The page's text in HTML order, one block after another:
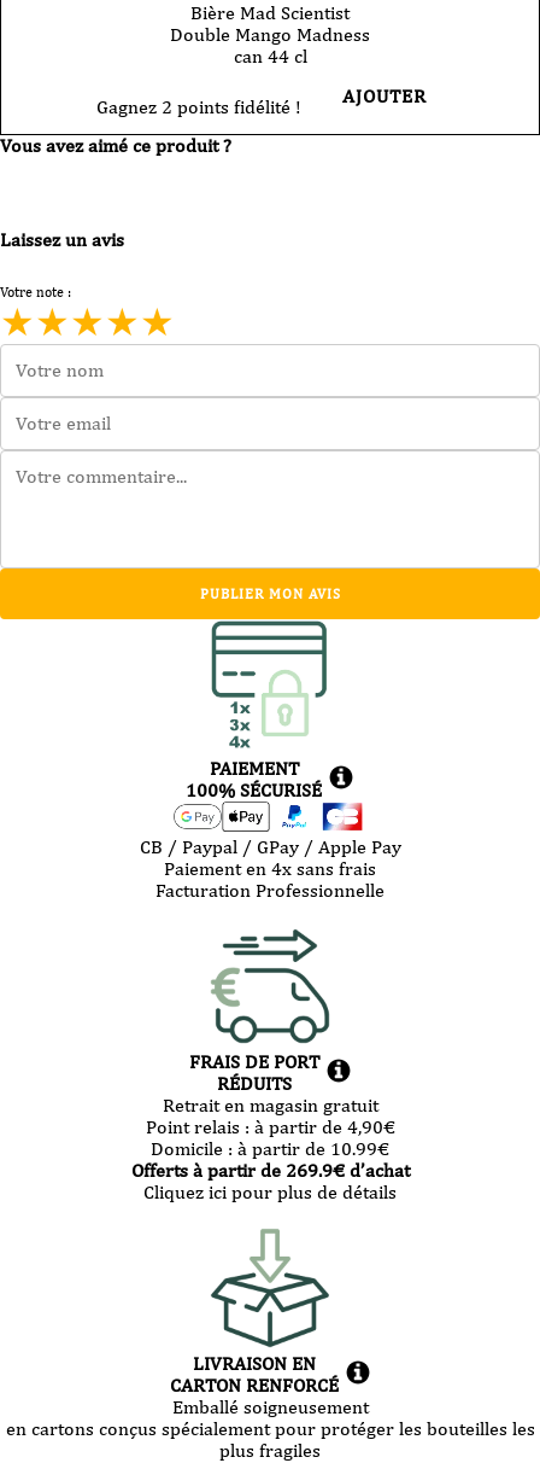
Bière Mad Scientist
Double Mango Madness
can 44 cl
Gagnez 2 points fidélité ! AJOUTER
Vous avez aimé ce produit ?
Laissez un avis
Votre note :
★★★★★
PUBLIER MON AVIS
PAIEMENT
100% SÉCURISÉ
CB / Paypal / GPay / Apple Pay
Paiement en 4x sans frais
Facturation Professionnelle
FRAIS DE PORT
RÉDUITS
Retrait en magasin gratuit
Point relais : à partir de 4,90€
Domicile : à partir de 10.99€
Offerts à partir de 269.9€ d’achat
Cliquez ici pour plus de détails
LIVRAISON EN
CARTON RENFORCÉ
Emballé soigneusement
en cartons conçus spécialement pour protéger les bouteilles les
plus fragiles